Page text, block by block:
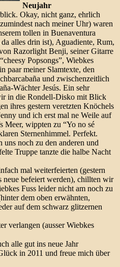
Neujahr
Okay, nicht ganz, ehrlich
nach meiner Uhr) waren
tollen in Buenaventura
alles drin ist), Aguadiente, Rum,
Razorlight Benji, seiner Gitarre
Popsongs”, Wiebkes
paar meiner Slamtexte, den
und zwischenzeitlich
Wächter Jesús. Ein sehr
in die Rondell-Disko mit Blick
ihres gestern veretzten Knöchels
und ich erst mal ne Weile auf
Meer, wippten zu “Yo no sé
Sternenhimmel. Perfekt.
uns noch zu den anderen und
Truppe tanzte die halbe Nacht
mal weiterfeierten (gestern
neue befeiert werden), chillten wir
Fuss leider nicht am noch zu
dem oben erwähnten,
auf dem schwarz glitzernen
verlangen (ausser Wiebkes
alle gut ins neue Jahr
in 2011 und freue mich über